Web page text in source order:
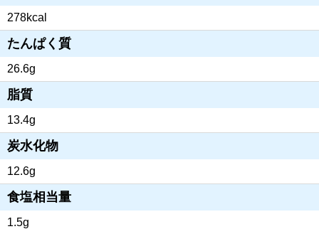
278kcal
たんぱく質
26.6g
脂質
13.4g
炭水化物
12.6g
食塩相当量
1.5g